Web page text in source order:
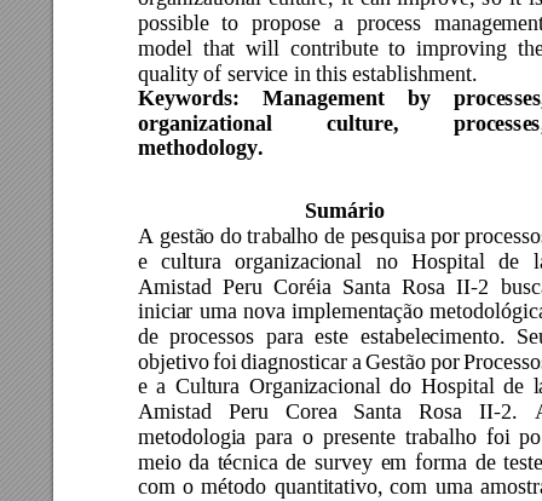
possible to propose a process
model that will contribute to improving
quality of service in this establishment.
Keywords: Management by
organizational
culture,
methodology.
Sumário
A gestão do trabalho de pesquisa por
e cultura organizacional no Hospital de
Amistad Peru Coréia Santa Rosa II-2
iniciar uma nova implementação
de processos para este estabelecimento.
objetivo foi diagnosticar a Gestão por
e a Cultura Organizacional do Hospital de
Amistad
Peru Corea Santa Rosa II-2.
metodologia para o presente trabalho foi po
meio da técnica de survey em forma de
com o método quantitativo, com uma